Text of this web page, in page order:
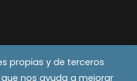
propias y de terceros
nos ayuda a mejorar